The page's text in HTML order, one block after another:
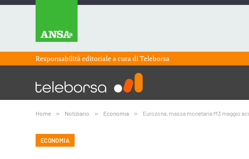
Responsabilità editoriale a cura diTeleborsa
Home » Notiziario » Economia » Eurozona, massa monetaria M3 maggio
ECONOMIA